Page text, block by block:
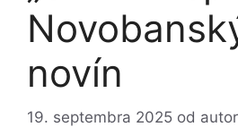
novín
19. septembra 2025 od